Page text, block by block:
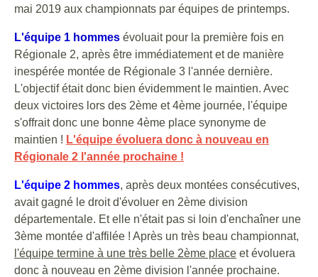
mai 2019 aux championnats par équipes de printemps.
L'équipe 1 hommes évoluait pour la première fois en
Régionale 2, après être immédiatement et de manière
inespérée montée de Régionale 3 l'année dernière.
L'objectif était donc bien évidemment le maintien. Avec
deux victoires lors des 2ème et 4ème journée, l'équipe
s'offrait donc une bonne 4ème place synonyme de
maintien ! L'équipe évoluera donc à nouveau en
Régionale 2 l'année prochaine !
L'équipe 2 hommes, après deux montées consécutives,
avait gagné le droit d'évoluer en 2ème division
départementale. Et elle n'était pas si loin d'enchaîner une
3ème montée d'affilée ! Après un très beau championnat,
l'équipe termine à une très belle 2ème place et évoluera
donc à nouveau en 2ème division l'année prochaine.